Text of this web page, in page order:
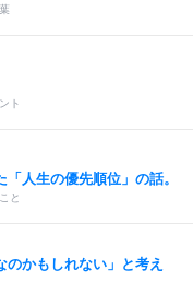
ト
人生の優先順位」の話。
と
のかもしれない」と考え